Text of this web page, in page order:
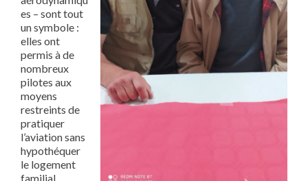
es – sont tout
un symbole :
elles ont
permis à de
nombreux
pilotes aux
moyens
restreints de
pratiquer
l’aviation sans
hypothéquer
le logement
familial…